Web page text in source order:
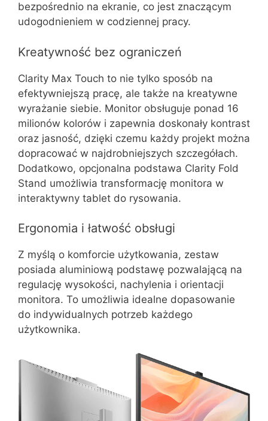
bezpośrednio na ekranie, co jest znaczącym
udogodnieniem w codziennej pracy.
Kreatywność bez ograniczeń
Clarity Max Touch to nie tylko sposób na
efektywniejszą pracę, ale także na kreatywne
wyrażanie siebie. Monitor obsługuje ponad 16
milionów kolorów i zapewnia doskonały kontrast
oraz jasność, dzięki czemu każdy projekt można
dopracować w najdrobniejszych szczegółach.
Dodatkowo, opcjonalna podstawa Clarity Fold
Stand umożliwia transformację monitora w
interaktywny tablet do rysowania.
Ergonomia i łatwość obsługi
Z myślą o komforcie użytkowania, zestaw
posiada aluminiową podstawę pozwalającą na
regulację wysokości, nachylenia i orientacji
monitora. To umożliwia idealne dopasowanie
do indywidualnych potrzeb każdego
użytkownika.